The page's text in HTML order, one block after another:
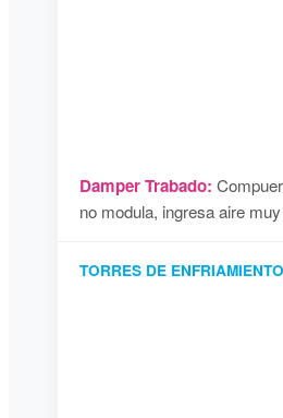
Damper Trabado:
no modula, ingresa aire
TORRES DE ENFRIAMIENTO